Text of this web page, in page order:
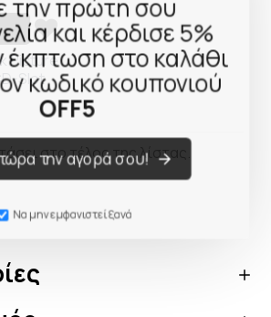
και κέρδισε 5%
έκπτωση στο καλάθι
κωδικό κουπονιού
OFF5
την αγορά σου!
Να μην εμφανιστεί ξανά
Picture
Slot
στο τέλος της λίστας.